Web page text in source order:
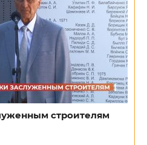
строителям